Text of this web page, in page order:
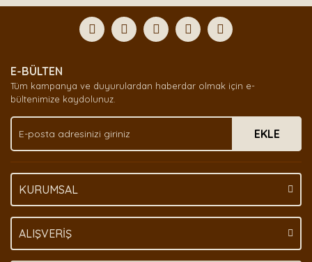
Yorum Yaz
formunu kullanarak tarafımıza iletebilirsiniz.
Görüş ve önerileriniz için teşekkür ederiz.
Ürün açıklamasında eksik bilgiler bulunuyor.
Ürün bilgilerinde hatalar bulunuyor.
Bu ürüne benzer farklı alternatifler olmalı.
E-BÜLTEN
Tüm kampanya ve duyurulardan haberdar olmak için e-
bültenimize kaydolunuz.
EKLE
KURUMSAL
ALIŞVERİŞ